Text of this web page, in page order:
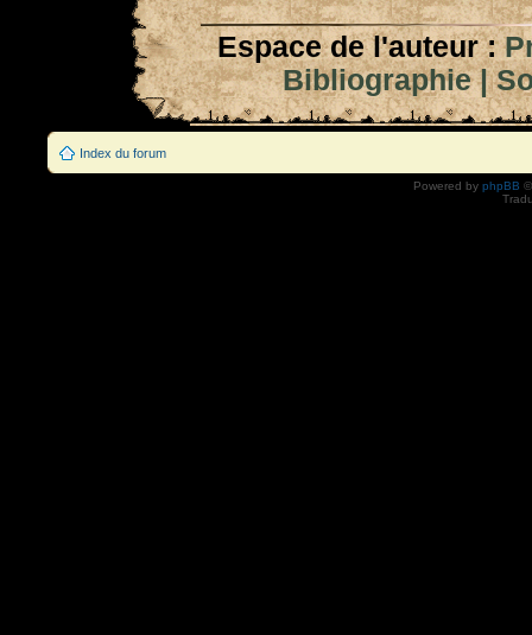
Espace de l'auteur :
Bibliographie|
Index du forum
Powered by phpBB